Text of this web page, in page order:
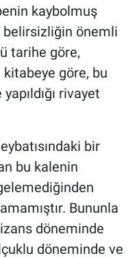
kaybolmuş
belirsizliğin önemli
tarihe göre,
göre, bu
rivayet
bir
bu kalenin
Bununla
döneminde
döneminde ve